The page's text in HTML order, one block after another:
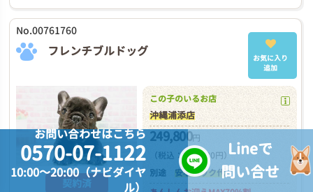
No.00761760
フレンチブルドッグ
お気に入り
追加
契約済
この子のいるお店
沖縄浦添店
249,800円
（税込：274,780円）
別途 安心パック代
お問い合わせはこちら
0570-07-1122
10:00～20:00（ナビダイヤ
ル）
Lineで
問い合せ